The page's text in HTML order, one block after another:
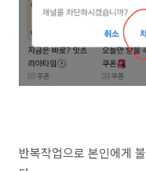
반복작업으로 본인에게